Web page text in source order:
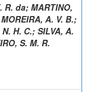
R. da; MARTINO,
MOREIRA, A. V. B.;
H. C.; SILVA, A.
S. M. R.